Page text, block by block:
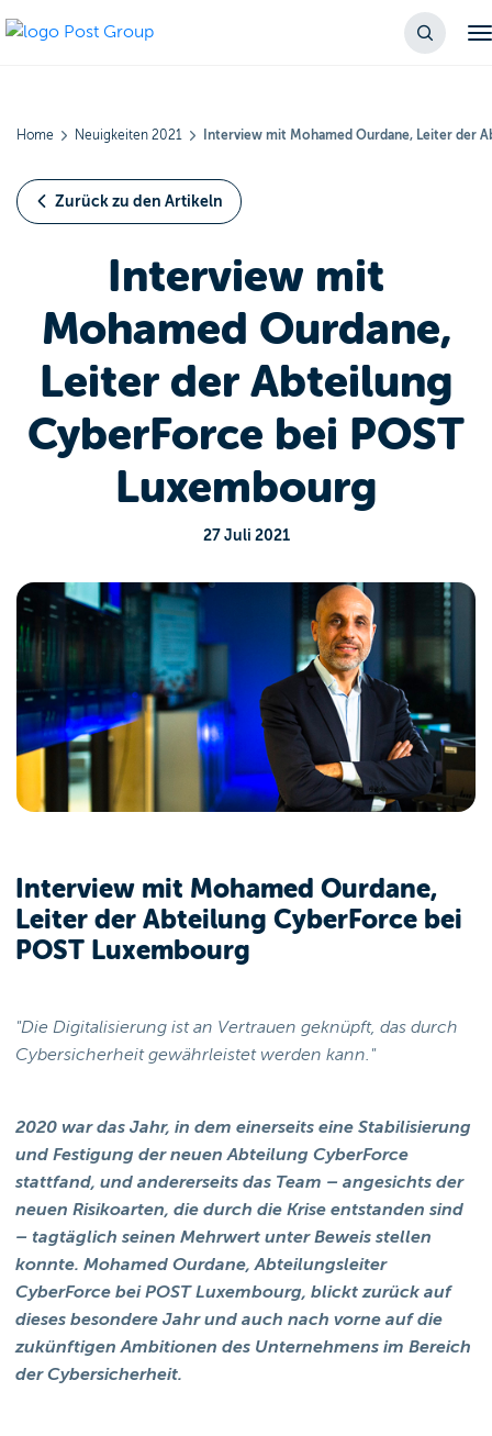
Home Neuigkeiten 2021 Interview mit Mohamed Ourdane, Leiter der
Zurück zu den Artikeln
Interview mit
Mohamed Ourdane,
Leiter der Abteilung
CyberForce bei POST
Luxembourg
27 Juli 2021
Interview mit Mohamed Ourdane,
Leiter der Abteilung CyberForce bei
POST Luxembourg
"Die Digitalisierung ist an Vertrauen geknüpft, das durch
Cybersicherheit gewährleistet werden kann."
2020 war das Jahr, in dem einerseits eine Stabilisierung
und Festigung der neuen Abteilung CyberForce
stattfand, und andererseits das Team – angesichts der
neuen Risikoarten, die durch die Krise entstanden sind
– tagtäglich seinen Mehrwert unter Beweis stellen
konnte. Mohamed Ourdane, Abteilungsleiter
CyberForce bei POST Luxembourg, blickt zurück auf
dieses besondere Jahr und auch nach vorne auf die
zukünftigen Ambitionen des Unternehmens im Bereich
der Cybersicherheit.